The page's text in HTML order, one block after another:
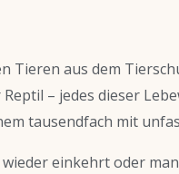
Tieren aus dem
– jedes dieser
tausendfach mit
einkehrt oder